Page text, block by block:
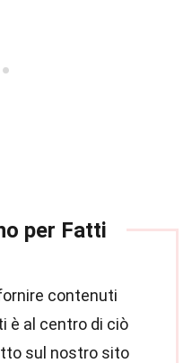
per Fatti
contenuti
è al centro di ciò
sul nostro sito